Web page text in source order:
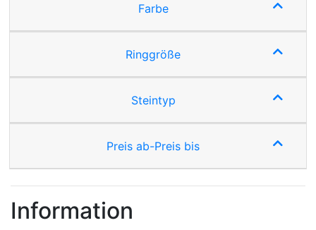
Farbe
Ringgröße
Steintyp
Preis ab-Preis bis
Information